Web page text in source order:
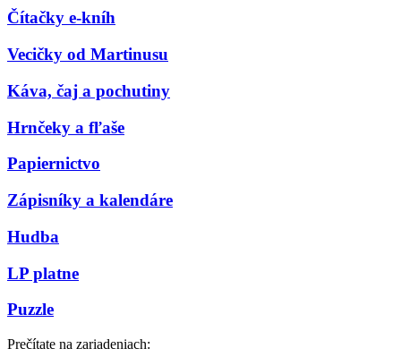
Čítačky e-kníh
Vecičky od Martinusu
Káva, čaj a pochutiny
Hrnčeky a fľaše
Papiernictvo
Zápisníky a kalendáre
Hudba
LP platne
Puzzle
Prečítate na zariadeniach: